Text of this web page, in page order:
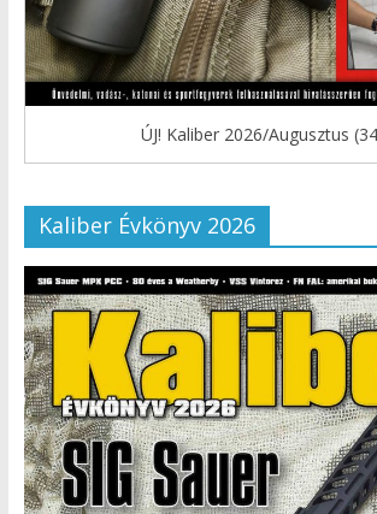
ÚJ! Kaliber 2026/Augusztus
Kaliber Évkönyv 2026